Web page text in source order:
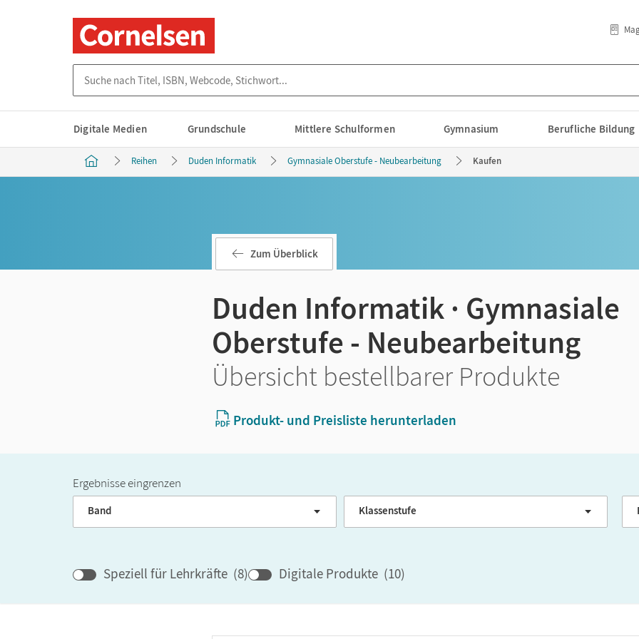
Digitale Medien Grundschule Mittlere Schulformen Gymnasium Berufliche Bildung
Reihen Duden Informatik Gymnasiale Oberstufe - Neubearbeitung Kaufen
Zum Überblick
Duden Informatik · Gymnasiale
Oberstufe - Neubearbeitung
Übersicht bestellbarer Produkte
Produkt- und Preisliste herunterladen
Ergebnisse eingrenzen
Band Klassenstufe
Speziell für Lehrkräfte (8) Digitale Produkte (10)